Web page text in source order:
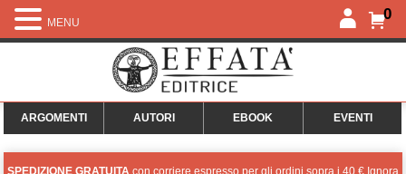
0
ARGOMENTI AUTORI EBOOK EVENTI
SPEDIZIONE GRATUITA con corriere espresso per gli ordini sopra i 40 € Ignora
MENU